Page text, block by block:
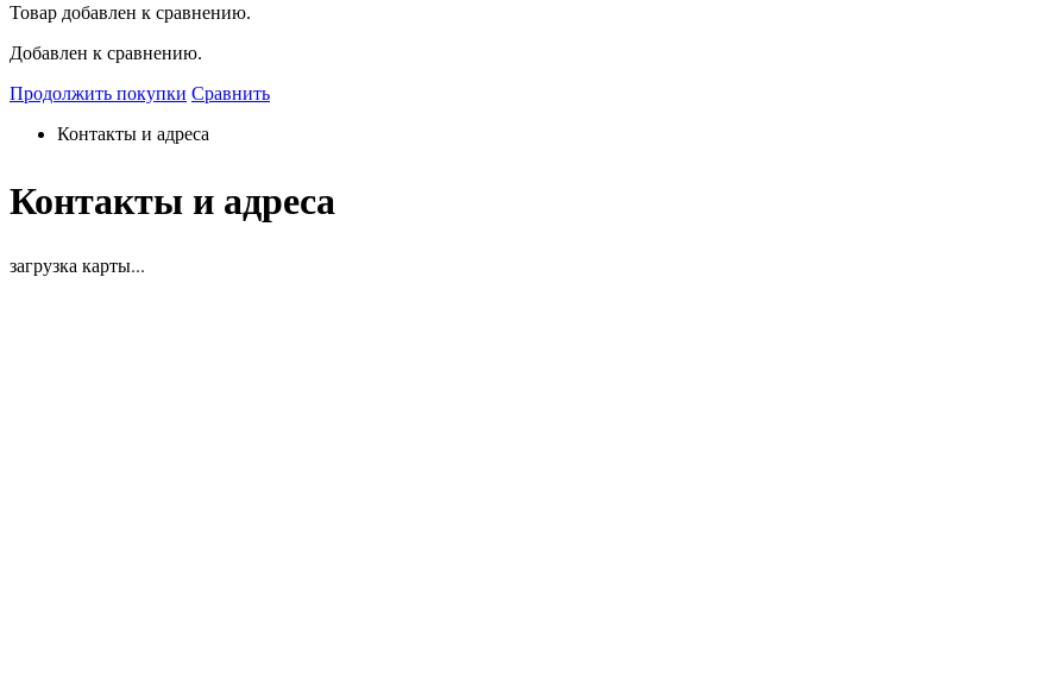
Товар добавлен к сравнению.
Добавлен к сравнению.
Продолжить покупки Сравнить
Контакты и адреса
Контакты и адреса
загрузка карты...